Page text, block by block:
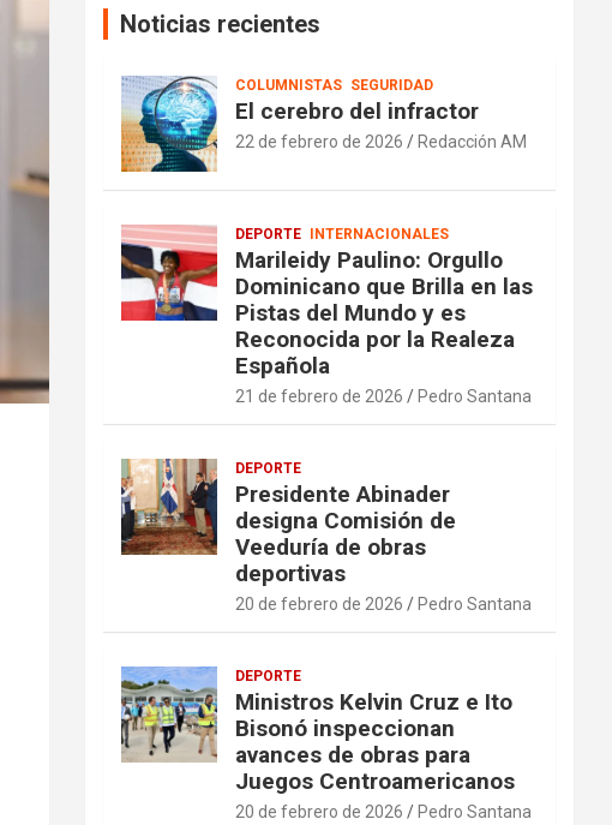
Noticias recientes
COLUMNISTAS SEGURIDAD
El cerebro del infractor
22 de febrero de 2026 Redacción AM
DEPORTE INTERNACIONALES
Marileidy Paulino: Orgullo
Dominicano que Brilla en las
Pistas del Mundo y es
Reconocida por la Realeza
Española
21 de febrero de 2026 Pedro Santana
DEPORTE
Presidente Abinader
designa Comisión de
Veeduría de obras
deportivas
20 de febrero de 2026 Pedro Santana
DEPORTE
Ministros Kelvin Cruz e Ito
Bisonó inspeccionan
avances de obras para
Juegos Centroamericanos
20 de febrero de 2026 Pedro Santana